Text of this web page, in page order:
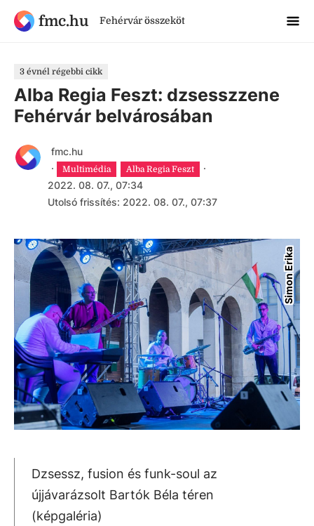
fmc.hu Fehérvár összeköt
3 évnél régebbi cikk
Alba Regia Feszt: dzsesszzene
Fehérvár belvárosában
fmc.hu
·
Multimédia Alba Regia Feszt
·
2022. 08. 07., 07:34
Utolsó frissítés: 2022. 08. 07., 07:37
Simon Erika
Dzsessz, fusion és funk-soul az
újjávarázsolt Bartók Béla téren
(képgaléria)